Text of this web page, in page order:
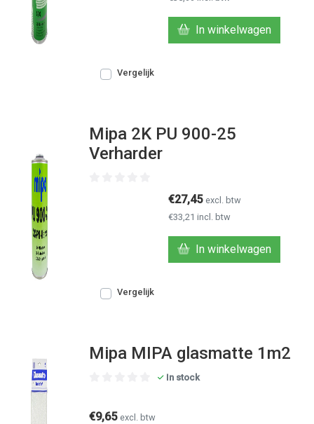
In winkelwagen
Vergelijk
Mipa 2K PU 900-25
Verharder
€27,45 excl. btw
€33,21 incl. btw
In winkelwagen
Vergelijk
Mipa MIPA glasmatte 1m2
In stock
€9,65 excl. btw